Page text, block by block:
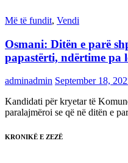
Më të fundit, Vendi
Osmani: Ditën e parë
papastërti, ndërtime pa
adminadmin September 18,
Kandidati për kryetar të
paralajmëroi se që në ditën e
KRONIKË E ZEZË